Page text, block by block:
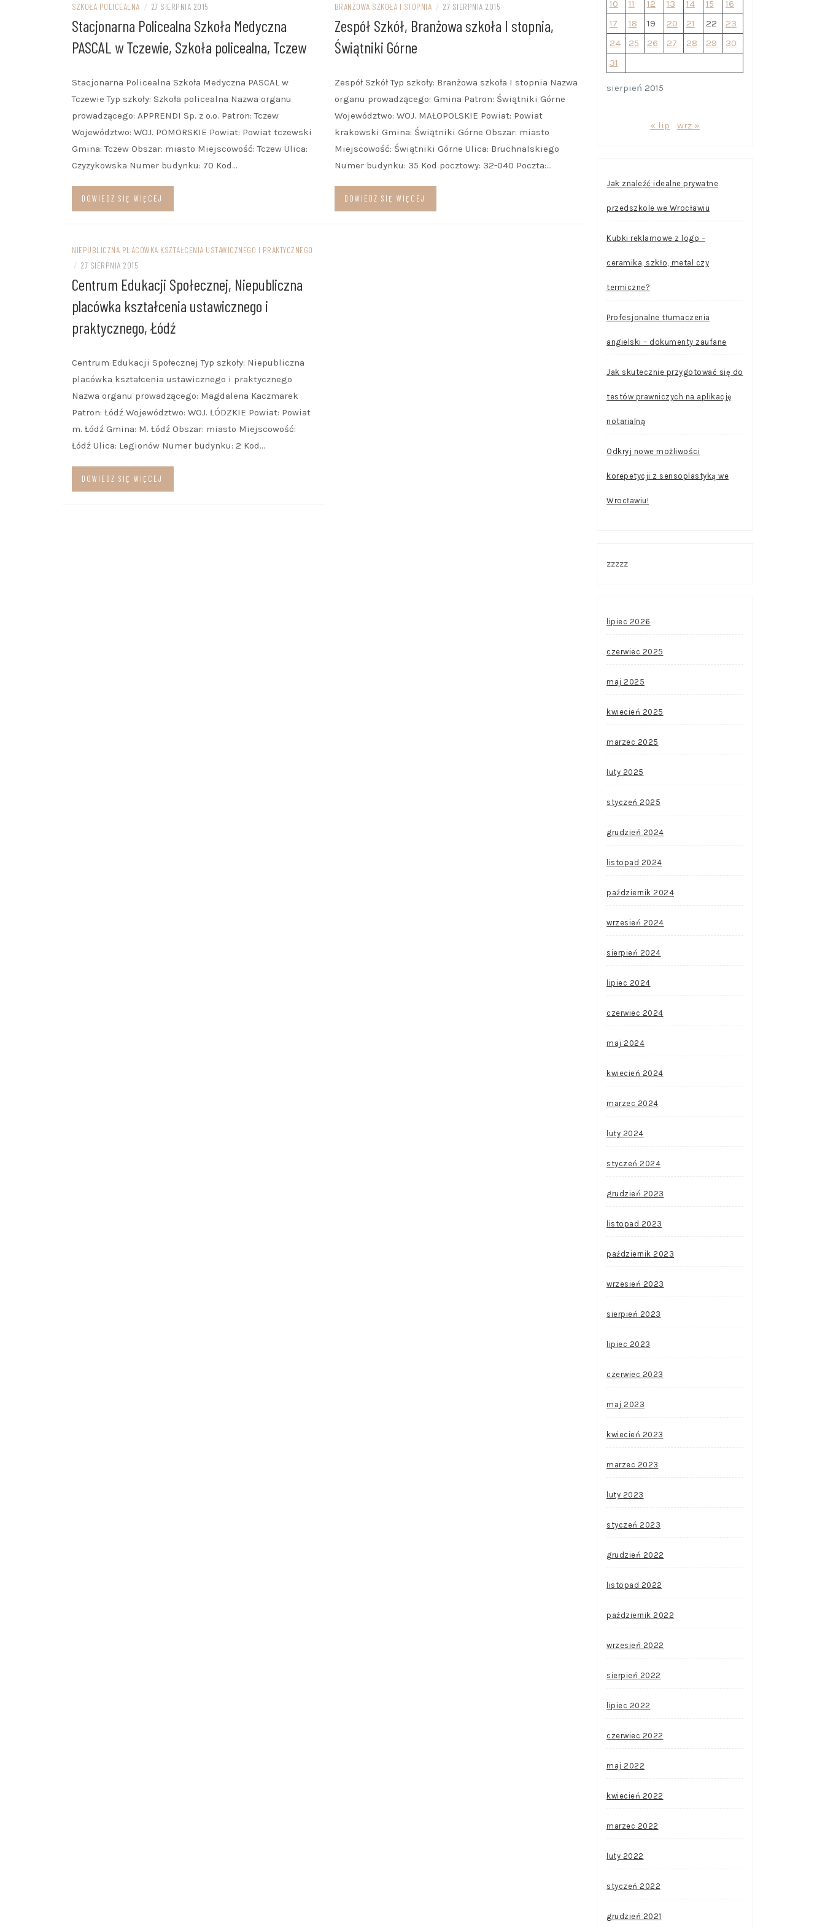
BRANŻOWA SZKOŁA I STOPNIA
PORADNIA PSYCHOLOGICZNO-
PEDAGOGICZNA
SZKOŁA POLICEALNA / 27 SIERPNIA 2015
Stacjonarna Policealna Szkoła Medyczna
PASCAL w Tczewie, Szkoła policealna, Tczew
Stacjonarna Policealna Szkoła Medyczna PASCAL w
Tczewie Typ szkoły: Szkoła policealna Nazwa organu
prowadzącego: APPRENDI Sp. z o.o. Patron: Tczew
Województwo: WOJ. POMORSKIE Powiat: Powiat tczewski
Gmina: Tczew Obszar: miasto Miejscowość: Tczew Ulica:
Czyzykowska Numer budynku: 70 Kod…
DOWIEDZ SIĘ WIĘCEJ
BRANŻOWA SZKOŁA I STOPNIA / 27 SIERPNIA 2015
Zespół Szkół, Branżowa szkoła I stopnia,
Świątniki Górne
Zespół Szkół Typ szkoły: Branżowa szkoła I stopnia Nazwa
organu prowadzącego: Gmina Patron: Świątniki Górne
Województwo: WOJ. MAŁOPOLSKIE Powiat: Powiat
krakowski Gmina: Świątniki Górne Obszar: miasto
Miejscowość: Świątniki Górne Ulica: Bruchnalskiego
Numer budynku: 35 Kod pocztowy: 32-040 Poczta:…
DOWIEDZ SIĘ WIĘCEJ
NIEPUBLICZNA PLACÓWKA KSZTAŁCENIA USTAWICZNEGO I PRAKTYCZNEGO
/ 27 SIERPNIA 2015
Centrum Edukacji Społecznej, Niepubliczna
placówka kształcenia ustawicznego i
praktycznego, Łódź
Centrum Edukacji Społecznej Typ szkoły: Niepubliczna
placówka kształcenia ustawicznego i praktycznego
Nazwa organu prowadzącego: Magdalena Kaczmarek
Patron: Łódź Województwo: WOJ. ŁÓDZKIE Powiat: Powiat
m. Łódź Gmina: M. Łódź Obszar: miasto Miejscowość:
Łódź Ulica: Legionów Numer budynku: 2 Kod…
DOWIEDZ SIĘ WIĘCEJ
sierpień 2015
10
11 12 13 14 15
16
17
18 19 20 21 22
23
24
25 26 27 28 29
30
31
« lip wrz »
Jak znaleźć idealne prywatne
przedszkole we Wrocławiu
Kubki reklamowe z logo –
ceramika, szkło, metal czy
termiczne?
Profesjonalne tłumaczenia
angielski – dokumenty zaufane
Jak skutecznie przygotować się do
testów prawniczych na aplikację
notarialną
Odkryj nowe możliwości
korepetycji z sensoplastyką we
Wrocławiu!
zzzzz
lipiec 2026
czerwiec 2025
maj 2025
kwiecień 2025
marzec 2025
luty 2025
styczeń 2025
grudzień 2024
listopad 2024
październik 2024
wrzesień 2024
sierpień 2024
lipiec 2024
czerwiec 2024
maj 2024
kwiecień 2024
marzec 2024
luty 2024
styczeń 2024
grudzień 2023
listopad 2023
październik 2023
wrzesień 2023
sierpień 2023
lipiec 2023
czerwiec 2023
maj 2023
kwiecień 2023
marzec 2023
luty 2023
styczeń 2023
grudzień 2022
listopad 2022
październik 2022
wrzesień 2022
sierpień 2022
lipiec 2022
czerwiec 2022
maj 2022
kwiecień 2022
marzec 2022
luty 2022
styczeń 2022
grudzień 2021